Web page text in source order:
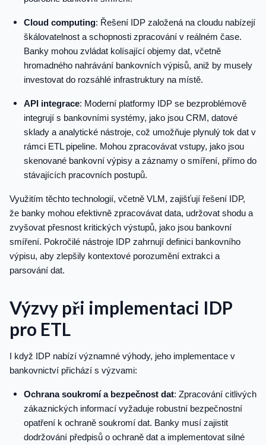
Cloud computing: Řešení IDP založená na cloudu nabízejí
škálovatelnost a schopnosti zpracování v reálném čase.
Banky mohou zvládat kolísající objemy dat, včetně
hromadného nahrávání bankovních výpisů, aniž by musely
investovat do rozsáhlé infrastruktury na místě.
API integrace: Moderní platformy IDP se bezproblémově
integrují s bankovními systémy, jako jsou CRM, datové
sklady a analytické nástroje, což umožňuje plynulý tok dat v
rámci ETL pipeline. Mohou zpracovávat vstupy, jako jsou
skenované bankovní výpisy a záznamy o smíření, přímo do
stávajících pracovních postupů.
Využitím těchto technologií, včetně VLM, zajišťují řešení IDP,
že banky mohou efektivně zpracovávat data, udržovat shodu a
zvyšovat přesnost kritických výstupů, jako jsou bankovní
smíření. Pokročilé nástroje IDP zahrnují definici bankovního
výpisu, aby zlepšily kontextové porozumění extrakci a
parsování dat.
Výzvy při implementaci IDP
pro ETL
I když IDP nabízí významné výhody, jeho implementace v
bankovnictví přichází s výzvami:
Ochrana soukromí a bezpečnost dat: Zpracování citlivých
zákaznických informací vyžaduje robustní bezpečnostní
opatření k ochraně soukromí dat. Banky musí zajistit
dodržování předpisů o ochraně dat a implementovat silné